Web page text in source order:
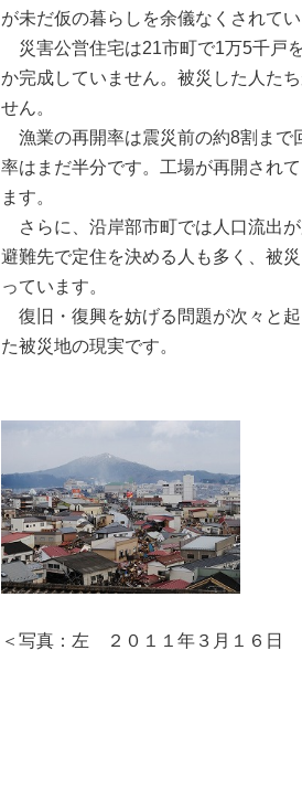
が未だ仮の暮らしを余儀なくされてい
災害公営住宅は21市町で1万5千戸
か完成していません。被災した人た
せん。
漁業の再開率は震災前の約8割まで
率はまだ半分です。工場が再開され
ます。
さらに、沿岸部市町では人口流出
避難先で定住を決める人も多く、被
っています。
復旧・復興を妨げる問題が次々と
た被災地の現実です。
＜写真：左 ２０１１年３月１６